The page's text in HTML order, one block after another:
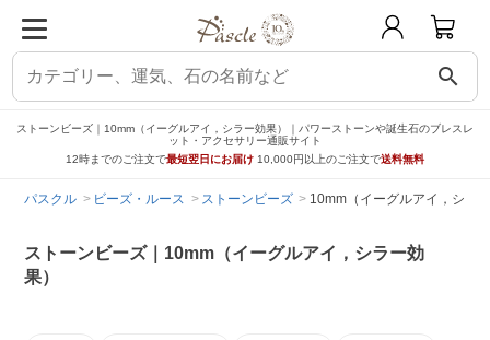
search
ストーンビーズ｜10mm（イーグルアイ，シラー効果）｜パワーストーンや誕生石のブレスレ
ット・アクセサリー通販サイト
12時までのご注文で最短翌日にお届け 10,000円以上のご注文で送料無料
パスクル ビーズ・ルース ストーンビーズ 10mm（イーグルアイ，シラ
ストーンビーズ｜10mm（イーグルアイ，シラー効
果）